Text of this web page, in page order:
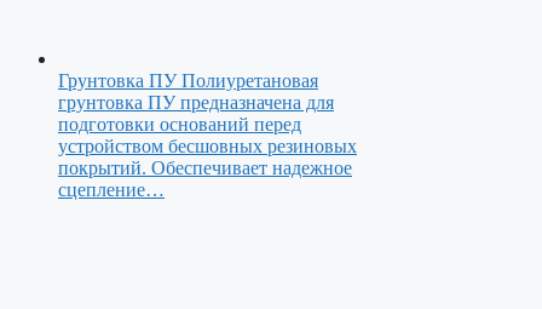
Грунтовка ПУ Полиуретановая
грунтовка ПУ предназначена для
подготовки оснований перед
устройством бесшовных резиновых
покрытий. Обеспечивает надежное
сцепление…